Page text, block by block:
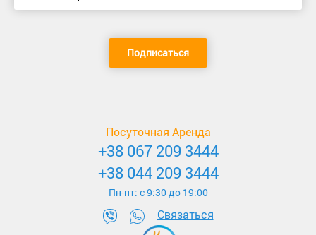
Подписаться
Посуточная Аренда
+38 067 209 3444
+38 044 209 3444
Пн-пт: c 9:30 до 19:00
Связаться